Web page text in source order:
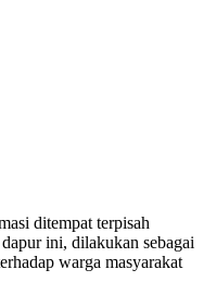
ditempat terpisah
ini, dilakukan sebagai
warga masyarakat